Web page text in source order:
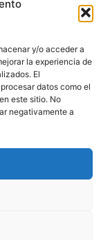
y/o acceder a
la experiencia de
El
datos como el
este sitio. No
negativamente a
de cookies
Ripoll